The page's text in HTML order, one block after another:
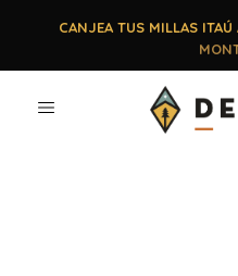
CANJEA TUS MILLAS ITAÚ